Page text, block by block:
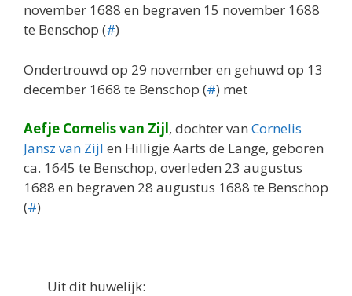
november 1688 en begraven 15 november 1688
te Benschop (#)
Ondertrouwd op 29 november en gehuwd op 13
december 1668 te Benschop (#) met
Aefje Cornelis van Zijl, dochter van Cornelis
Jansz van Zijl en Hilligje Aarts de Lange, geboren
ca. 1645 te Benschop, overleden 23 augustus
1688 en begraven 28 augustus 1688 te Benschop
(#)
Uit dit huwelijk: